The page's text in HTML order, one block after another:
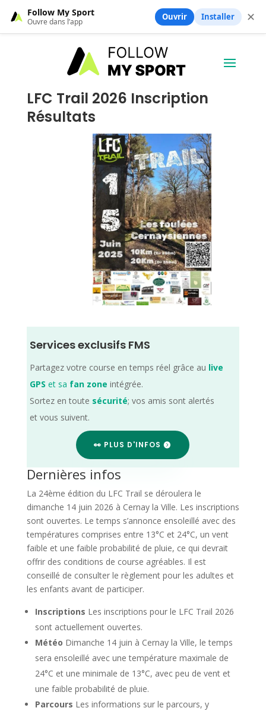
LFC Trail 2026 Inscription
Résultats
Services exclusifs FMS
Partagez votre course en temps réel grâce au live
GPS et sa fan zone intégrée.
Sortez en toute sécurité; vos amis sont alertés
et vous suivent.
👀 PLUS D'INFOS
Dernières infos
La 24ème édition du LFC Trail se déroulera le
dimanche 14 juin 2026 à Cernay la Ville. Les inscriptions
sont ouvertes. Le temps s’annonce ensoleillé avec des
températures comprises entre 13°C et 24°C, un vent
faible et une faible probabilité de pluie, ce qui devrait
offrir des conditions de course agréables. Il est
conseillé de consulter le règlement pour les adultes et
les enfants avant de participer.
Inscriptions Les inscriptions pour le LFC Trail 2026
sont actuellement ouvertes.
Météo Dimanche 14 juin à Cernay la Ville, le temps
sera ensoleillé avec une température maximale de
24°C et une minimale de 13°C, avec peu de vent et
une faible probabilité de pluie.
Parcours Les informations sur le parcours, y
Follow My Sport
Ouvre dans l’app Ouvrir Installer ✕